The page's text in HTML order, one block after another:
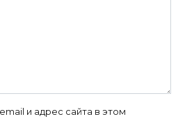
и адрес сайта в этом